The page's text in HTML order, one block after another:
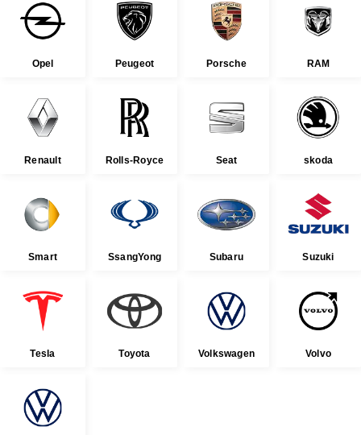
Opel Peugeot Porsche RAM
Renault Rolls-Royce Seat skoda
Smart SsangYong Subaru Suzuki
Tesla Toyota Volkswagen Volvo